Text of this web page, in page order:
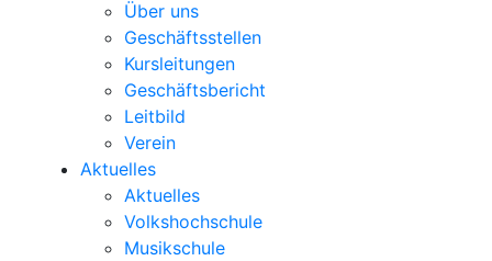
Über uns
Geschäftsstellen
Kursleitungen
Geschäftsbericht
Leitbild
Verein
Aktuelles
Aktuelles
Volkshochschule
Musikschule